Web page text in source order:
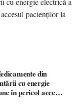
din
cu energie
în pericol accesul